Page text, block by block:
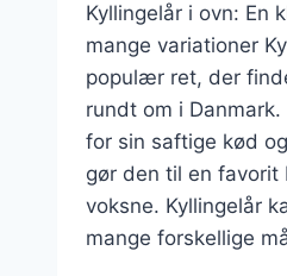
Kyllingelår i ovn: En
mange variationer
populær ret, der
rundt om i
for sin saftige kød
gør den til en
voksne. Kyllingelår
mange forskellige